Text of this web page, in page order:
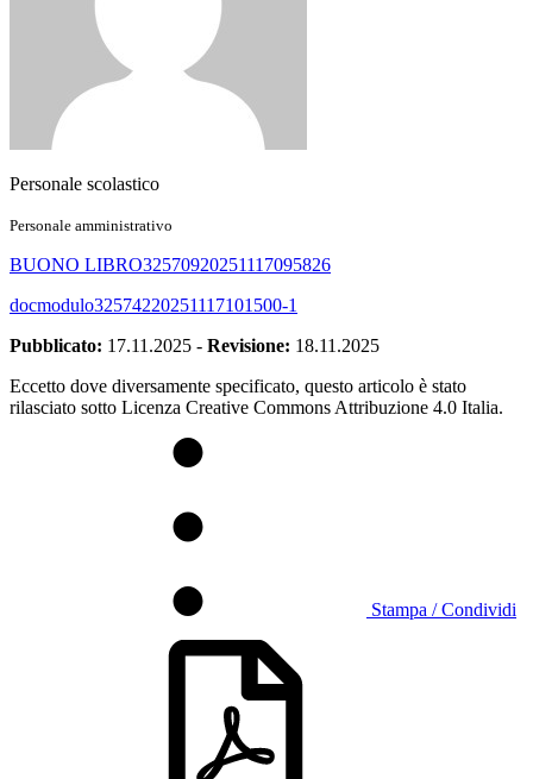
Personale scolastico
Personale amministrativo
BUONO LIBRO32570920251117095826
docmodulo32574220251117101500-1
Pubblicato: 17.11.2025 - Revisione: 18.11.2025
Eccetto dove diversamente specificato, questo articolo è stato
rilasciato sotto Licenza Creative Commons Attribuzione 4.0 Italia.
Stampa / Condividi